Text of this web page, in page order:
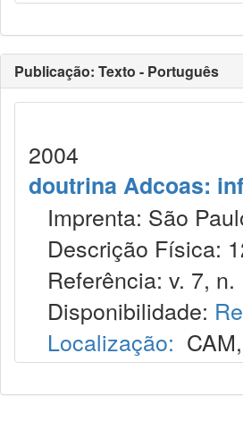
Publicação: Texto - Português
2004
doutrina Adcoas:
Imprenta: São
Descrição Física:
Referência: v. 7,
Disponibilidade:
Localização: CAM,